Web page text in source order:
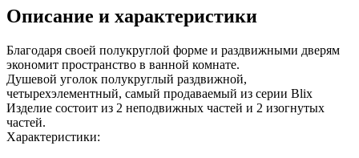
Описание и характеристики
Благодаря своей полукруглой форме и раздвижными дверям
экономит пространство в ванной комнате.
Душевой уголок полукруглый раздвижной,
четырехэлементный, самый продаваемый из серии Blix
Изделие состоит из 2 неподвижных частей и 2 изогнутых
частей.
Характеристики: